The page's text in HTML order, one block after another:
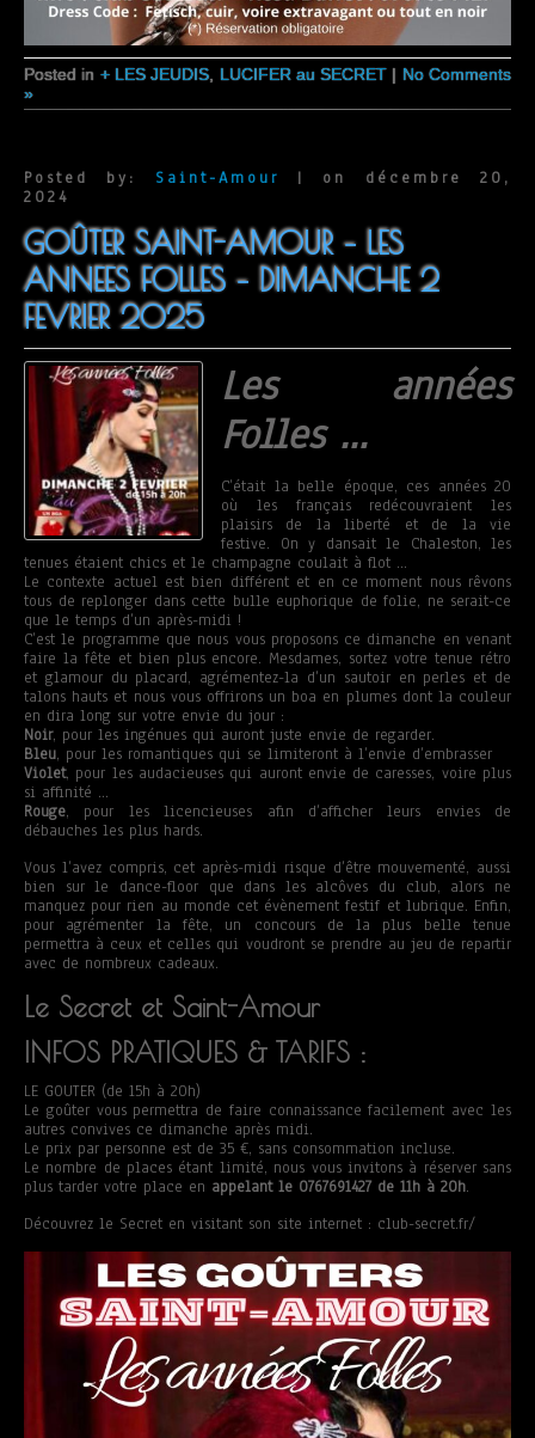
Posted in + LES JEUDIS LUCIFER au SECRET | No Comments
»
Posted by: Saint-Amour | on décembre 20,
2024
GOÛTER SAINT-AMOUR – LES
ANNEES FOLLES – DIMANCHE 2
FEVRIER 2025
Les années
Folles …
C’était la belle époque, ces années 20
où les français redécouvraient les
plaisirs de la liberté et de la vie
festive. On y dansait le Chaleston, les
tenues étaient chics et le champagne coulait à flot …
Le contexte actuel est bien différent et en ce moment nous rêvons
tous de replonger dans cette bulle euphorique de folie, ne serait-ce
que le temps d’un après-midi !
C’est le programme que nous vous proposons ce dimanche en venant
faire la fête et bien plus encore. Mesdames, sortez votre tenue rétro
et glamour du placard, agrémentez-la d’un sautoir en perles et de
talons hauts et nous vous offrirons un boa en plumes dont la couleur
en dira long sur votre envie du jour :
Noir, pour les ingénues qui auront juste envie de regarder.
Bleu, pour les romantiques qui se limiteront à l’envie d’embrasser
Violet, pour les audacieuses qui auront envie de caresses, voire plus
si affinité …
Rouge, pour les licencieuses afin d’afficher leurs envies de
débauches les plus hards.
Vous l’avez compris, cet après-midi risque d’être mouvementé, aussi
bien sur le dance-floor que dans les alcôves du club, alors ne
manquez pour rien au monde cet évènement festif et lubrique. Enfin,
pour agrémenter la fête, un concours de la plus belle tenue
permettra à ceux et celles qui voudront se prendre au jeu de repartir
avec de nombreux cadeaux.
Le Secret et Saint-Amour
INFOS PRATIQUES & TARIFS :
LE GOUTER (de 15h à 20h)
Le goûter vous permettra de faire connaissance facilement avec les
autres convives ce dimanche après midi.
Le prix par personne est de 35 €, sans consommation incluse.
Le nombre de places étant limité, nous vous invitons à réserver sans
plus tarder votre place en appelant le 0767691427 de 11h à 20h.
Découvrez le Secret en visitant son site internet : club-secret.fr/